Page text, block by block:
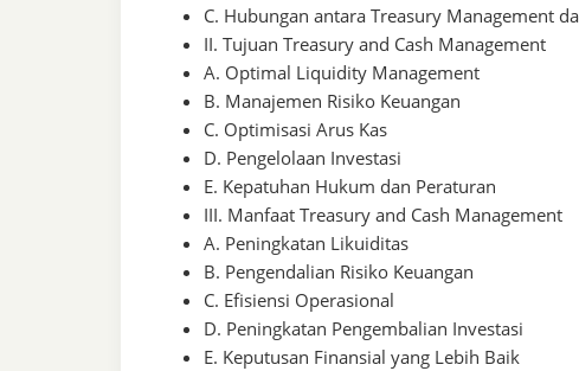
C. Hubungan antara Treasury Management
II. Tujuan Treasury and Cash Management
A. Optimal Liquidity Management
B. Manajemen Risiko Keuangan
C. Optimisasi Arus Kas
D. Pengelolaan Investasi
E. Kepatuhan Hukum dan Peraturan
III. Manfaat Treasury and Cash Management
A. Peningkatan Likuiditas
B. Pengendalian Risiko Keuangan
C. Efisiensi Operasional
D. Peningkatan Pengembalian Investasi
E. Keputusan Finansial yang Lebih Baik